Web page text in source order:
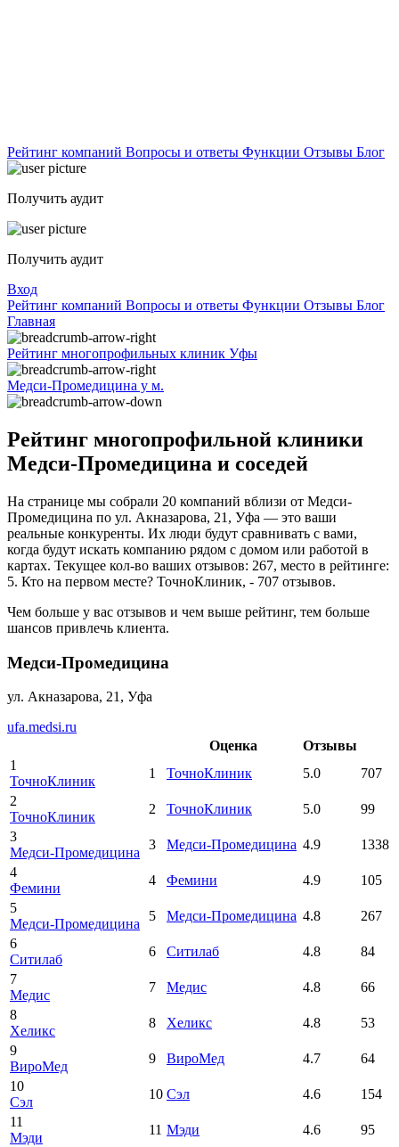
Рейтинг компаний Вопросы и ответы Функции Отзывы Блог
Получить аудит
Получить аудит
Вход
Рейтинг компаний Вопросы и ответы Функции Отзывы Блог
Главная
Рейтинг многопрофильных клиник Уфы
Медси-Промедицина у м.
Рейтинг многопрофильной клиники
Медси-Промедицина и соседей
На странице мы собрали 20 компаний вблизи от Медси-
Промедицина по ул. Акназарова, 21, Уфа — это ваши
реальные конкуренты. Их люди будут сравнивать с вами,
когда будут искать компанию рядом с домом или работой в
картах. Текущее кол-во ваших отзывов: 267, место в рейтинге:
5. Кто на первом месте? ТочноКлиник, - 707 отзывов.
Чем больше у вас отзывов и чем выше рейтинг, тем больше
шансов привлечь клиента.
Медси-Промедицина
ул. Акназарова, 21, Уфа
ufa.medsi.ru
Оценка
Отзывы
1
ТочноКлиник
1 ТочноКлиник 5.0
707
2
ТочноКлиник
2 ТочноКлиник 5.0
99
3
Медси-Промедицина
3 Медси-Промедицина 4.9
1338
4
Фемини
4 Фемини 4.9
105
5
Медси-Промедицина
5 Медси-Промедицина 4.8
267
6
Ситилаб
6 Ситилаб 4.8
84
7
Медис
7 Медис 4.8
66
8
Хеликс
8 Хеликс 4.8
53
9
ВироМед
9 ВироМед 4.7
64
10
Сэл
10 Сэл 4.6
154
11
Мэди
11 Мэди 4.6
95